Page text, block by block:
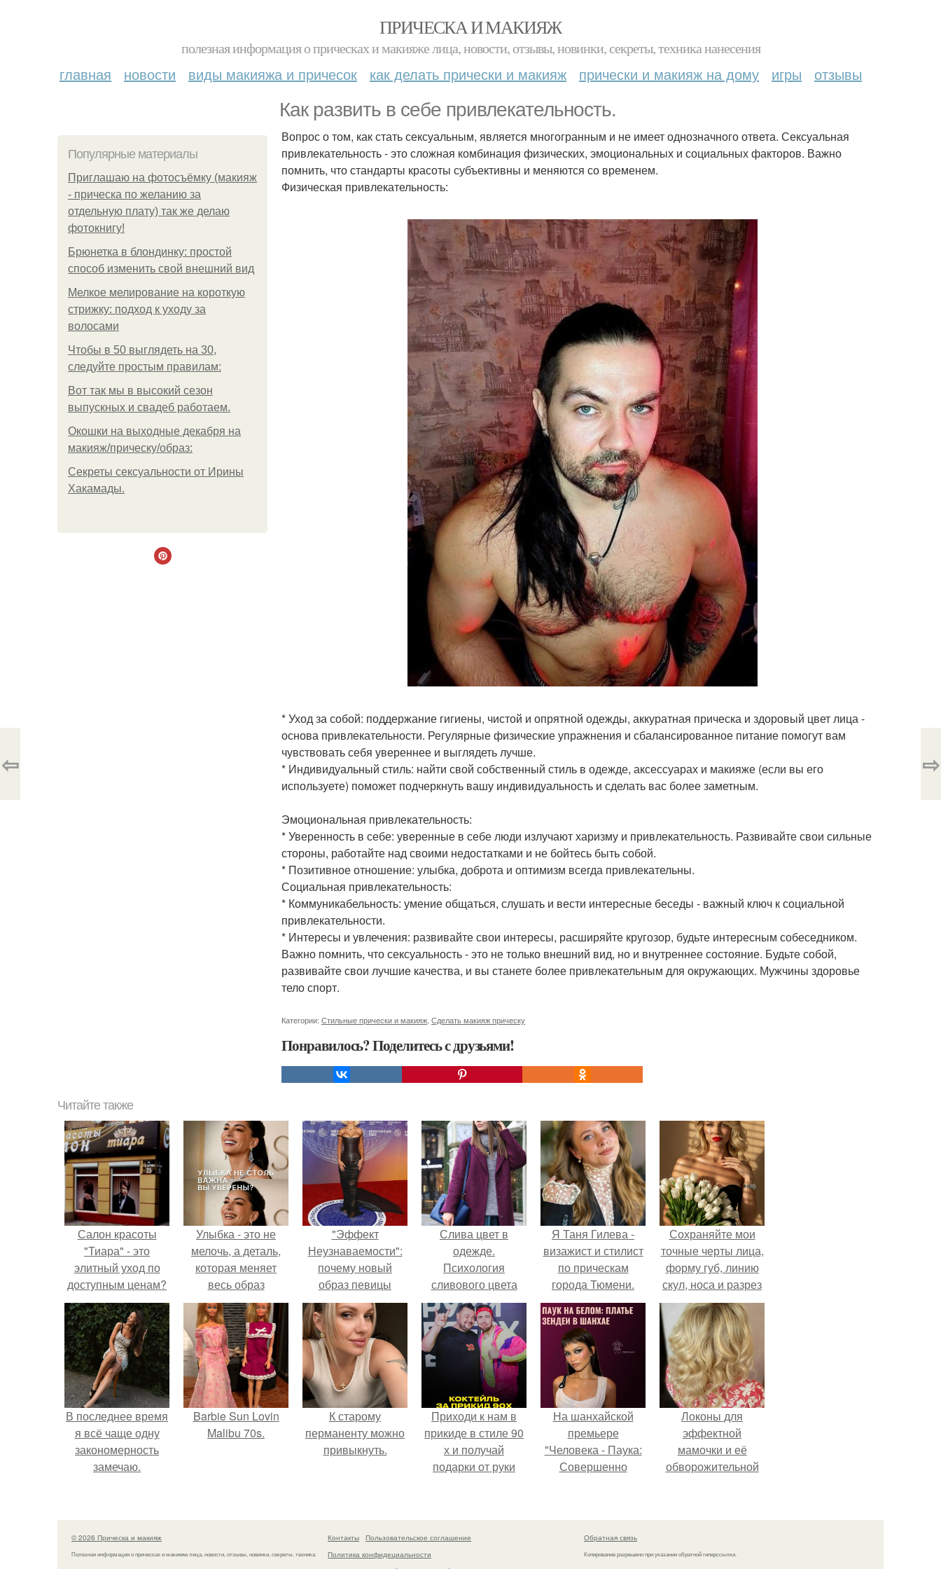
ПРИЧЕСКА И МАКИЯЖ
полезная информация о прическах и макияже лица, новости, отзывы, новинки, секреты, техника нанесения
главная новости виды макияжа и причесок как делать прически и макияж прически и макияж на дому игры отзывы
Как развить в себе привлекательность.
Популярные материалы
Приглашаю на фотосъёмку (макияж
- прическа по желанию за
отдельную плату) так же делаю
фотокнигу!
Брюнетка в блондинку: простой
способ изменить свой внешний вид
Мелкое мелирование на короткую
стрижку: подход к уходу за
волосами
Чтобы в 50 выглядеть на 30,
следуйте простым правилам:
Вот так мы в высокий сезон
выпускных и свадеб работаем.
Окошки на выходные декабря на
макияж/прическу/образ:
Секреты сексуальности от Ирины
Хакамады.
Вопрос о том, как стать сексуальным, является многогранным и не имеет однозначного ответа. Сексуальная
привлекательность - это сложная комбинация физических, эмоциональных и социальных факторов. Важно
помнить, что стандарты красоты субъективны и меняются со временем.
Физическая привлекательность:
* Уход за собой: поддержание гигиены, чистой и опрятной одежды, аккуратная прическа и здоровый цвет лица -
основа привлекательности. Регулярные физические упражнения и сбалансированное питание помогут вам
чувствовать себя увереннее и выглядеть лучше.
* Индивидуальный стиль: найти свой собственный стиль в одежде, аксессуарах и макияже (если вы его
используете) поможет подчеркнуть вашу индивидуальность и сделать вас более заметным.
Эмоциональная привлекательность:
* Уверенность в себе: уверенные в себе люди излучают харизму и привлекательность. Развивайте свои сильные
стороны, работайте над своими недостатками и не бойтесь быть собой.
* Позитивное отношение: улыбка, доброта и оптимизм всегда привлекательны.
Социальная привлекательность:
* Коммуникабельность: умение общаться, слушать и вести интересные беседы - важный ключ к социальной
привлекательности.
* Интересы и увлечения: развивайте свои интересы, расширяйте кругозор, будьте интересным собеседником.
Важно помнить, что сексуальность - это не только внешний вид, но и внутреннее состояние. Будьте собой,
развивайте свои лучшие качества, и вы станете более привлекательным для окружающих. Мужчины здоровье
тело спорт.
Категории: Стильные прически и макияж Сделать макияж прическу
Понравилось? Поделитесь с друзьями!
⇦ ⇨
Читайте также
Салон красоты
"Тиара" - это
элитный уход по
доступным ценам?
Улыбка - это не
мелочь, а деталь,
которая меняет
весь образ
человека.
"Эффект
Неузнаваемости":
почему новый
образ певицы
вызвал споры о
гранях
возможного?
Слива цвет в
одежде.
Психология
сливового цвета
Я Таня Гилева -
визажист и стилист
по прическам
города Тюмени.
Сохраняйте мои
точные черты лица,
форму губ, линию
скул, носа и разрез
глаз.
В последнее время
я всё чаще одну
закономерность
замечаю.
Barbie Sun Lovin
Malibu 70s.
К старому
перманенту можно
привыкнуть.
Приходи к нам в
прикиде в стиле 90
х и получай
подарки от руки
На шанхайской
премьере
"Человека - Паука:
Совершенно
просто очередной
наряд, а настоящий
артефакт высокой
Локоны для
эффектной
мамочки и её
обворожительной
© 2026 Прическа и макияж
Полезная информация о прическах и макияже лица, новости, отзывы, новинки, секреты, техника
Контакты
Пользовательское соглашение
Политика конфидециальности
Обратная связь
Копирование разрешено при указании обратной гиперссылки.